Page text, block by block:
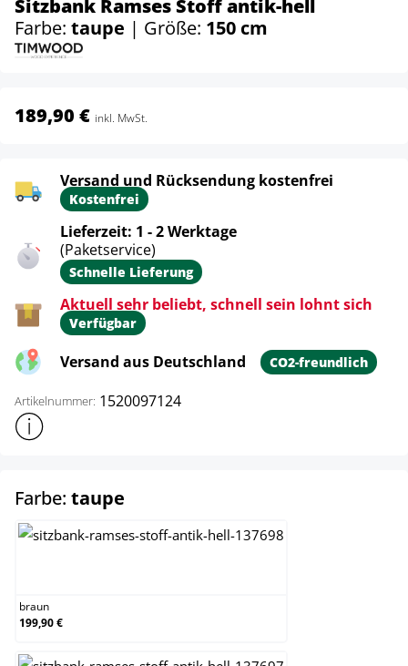
Sitzbank Ramses Stoff antik-hell
Farbe: taupe | Größe: 150 cm
189,90 € inkl. MwSt.
Versand und Rücksendung kostenfrei
Kostenfrei
Lieferzeit: 1 - 2 Werktage
(Paketservice)
Schnelle Lieferung
Aktuell sehr beliebt, schnell sein lohnt sich
Verfügbar
Versand aus Deutschland CO2-freundlich
Artikelnummer: 1520097124
Weitere Produktinformationen anzeigen
Farbe: taupe
braun
199,90 €